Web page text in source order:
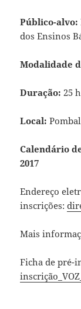
Público-alvo:
dos Ensinos
Modalidade
Duração: 25
Local:Pombal
Calendário
2017
Endereço
inscrições:
Mais
Ficha de